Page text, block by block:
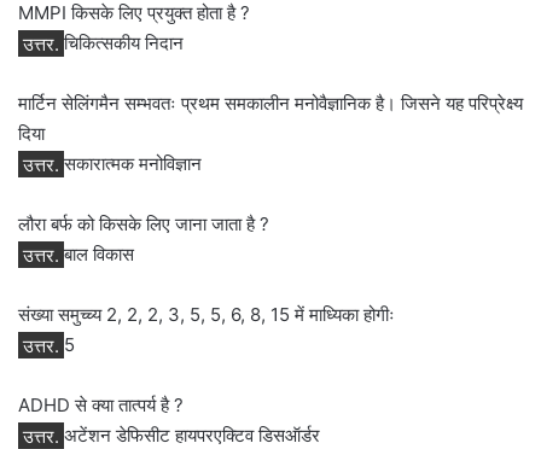
MMPI किसके लिए प्रयुक्त होता है ?
उत्तर. चिकित्सकीय निदान
मार्टिन सेलिंगमैन सम्भवतः प्रथम समकालीन मनोवैज्ञानिक है। जिसने यह परिप्रेक्ष्य
दिया
उत्तर. सकारात्मक मनोविज्ञान
लौरा बर्फ को किसके लिए जाना जाता है ?
उत्तर. बाल विकास
संख्या समुच्च्य 2, 2, 2, 3, 5, 5, 6, 8, 15 में माध्यिका होगीः
उत्तर. 5
ADHD से क्या तात्पर्य है ?
उत्तर. अटेंशन डेफिसीट हायपरएक्टिव डिसऑर्डर